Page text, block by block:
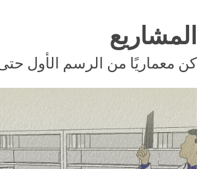
المشاريع
كن معماريًا من الرسم الأول